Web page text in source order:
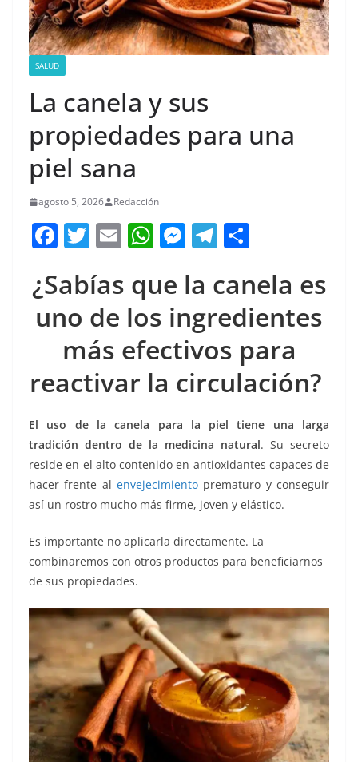
SALUD
La canela y sus
propiedades para una
piel sana
agosto 5, 2026 Redacción
F
c
e
b
o
o
k
T
itt
er
E
ai
W
at
s
A
p
p
M
ss
e
n
g
er
T
e
gr
a
m
m
p
ar
tir
¿Sabías que la canela es
uno de los ingredientes
más efectivos para
reactivar la circulación?
El uso de la canela para la piel tiene una larga
tradición dentro de la medicina natural. Su secreto
reside en el alto contenido en antioxidantes capaces de
hacer frente al envejecimiento prematuro y conseguir
así un rostro mucho más firme, joven y elástico.
Es importante no aplicarla directamente. La
combinaremos con otros productos para beneficiarnos
de sus propiedades.